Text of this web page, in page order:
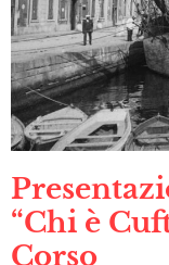
“Chi è
Corso